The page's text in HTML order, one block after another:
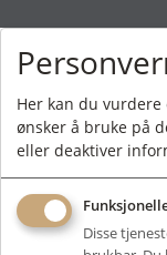
Forside / Produkter /
Her kan du
ønsker å bruke på
eller deaktiver
Disse